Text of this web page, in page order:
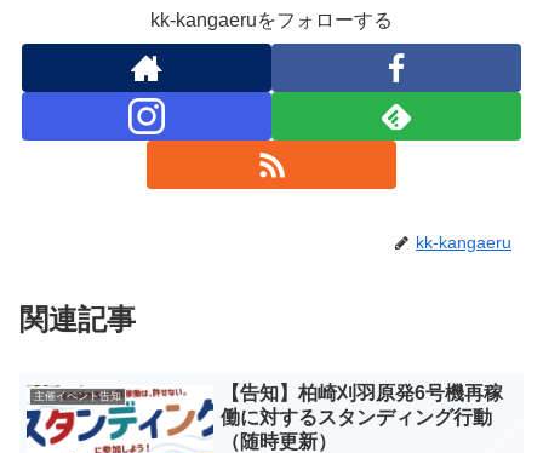
kk-kangaeruをフォローする
kk-kangaeru
関連記事
主催イベント告知
【告知】柏崎刈羽原発6号機再稼
働に対するスタンディング行動
（随時更新）